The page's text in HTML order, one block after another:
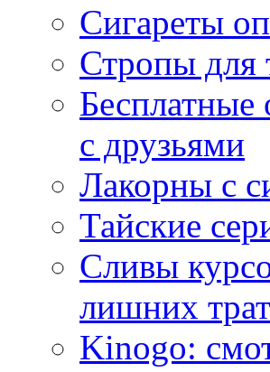
Сигареты
Стропы для
с друзьями
Лакорны с
Тайские
Сливы
лишних трат
Kinogo: